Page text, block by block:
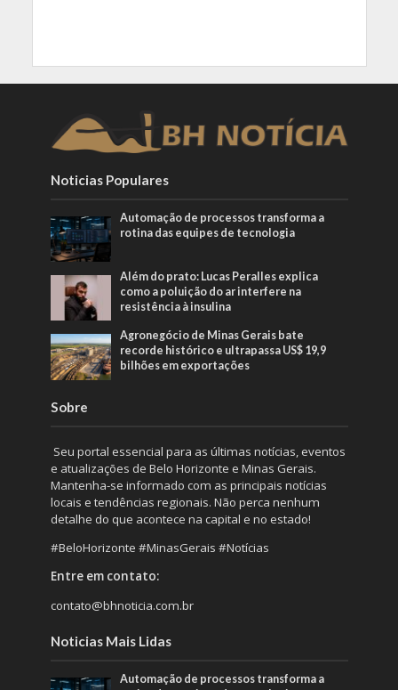
Noticias Populares
Automação de processos transforma a
rotina das equipes de tecnologia
Além do prato: Lucas Peralles explica
como a poluição do ar interfere na
resistência à insulina
Agronegócio de Minas Gerais bate
recorde histórico e ultrapassa US$ 19,9
bilhões em exportações
Sobre
Seu portal essencial para as últimas notícias, eventos
e atualizações de Belo Horizonte e Minas Gerais.
Mantenha-se informado com as principais notícias
locais e tendências regionais. Não perca nenhum
detalhe do que acontece na capital e no estado!
#BeloHorizonte #MinasGerais #Notícias
Entre em contato:
contato@bhnoticia.com.br
Noticias Mais Lidas
Automação de processos transforma a